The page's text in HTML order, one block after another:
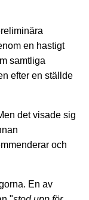
en hastigt
samtliga
efter en ställde
det visade sig
och
En av